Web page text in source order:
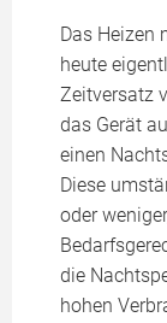
Das Heizen
heute
Zeitversatz
das Gerät
einen
Diese
oder
die
hohen